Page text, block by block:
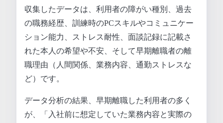
収集したデータは、利用者の障がい種別、過去
の職務経歴、訓練時のPCスキルやコミュニケー
ション能力、ストレス耐性、面談記録に記載さ
れた本人の希望や不安、そして早期離職者の離
職理由（人間関係、業務内容、通勤ストレスな
ど）です。
データ分析の結果、早期離職した利用者の多く
が、「入社前に想定していた業務内容と実際の